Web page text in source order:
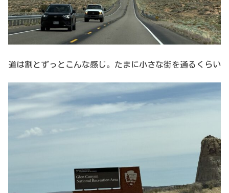
道は割とずっとこんな感じ。たまに小さな街を通るくらい